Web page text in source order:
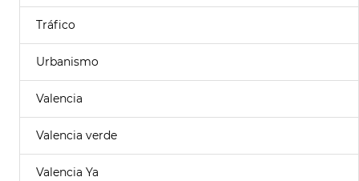
Tráfico
Urbanismo
Valencia
Valencia verde
Valencia Ya